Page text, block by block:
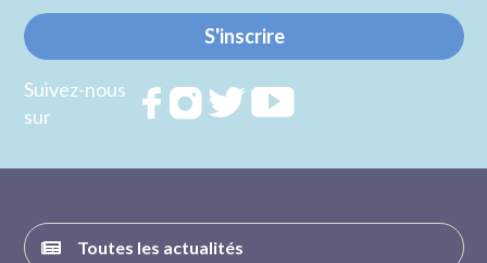
S'inscrire
Suivez-nous
sur
RejoignezRejoignezRejoignez
Toutes les actualités